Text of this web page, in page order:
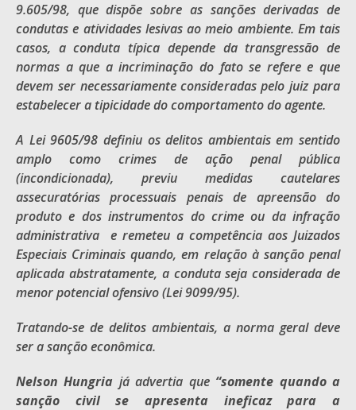
9.605/98, que dispõe sobre as sanções derivadas de
condutas e atividades lesivas ao meio ambiente. Em tais
casos, a conduta típica depende da transgressão de
normas a que a incriminação do fato se refere e que
devem ser necessariamente consideradas pelo juiz para
estabelecer a tipicidade do comportamento do agente.
A Lei 9605/98 definiu os delitos ambientais em sentido
amplo como crimes de ação penal pública
(incondicionada), previu medidas cautelares
assecuratórias processuais penais de apreensão do
produto e dos instrumentos do crime ou da infração
administrativa e remeteu a competência aos Juizados
Especiais Criminais quando, em relação à sanção penal
aplicada abstratamente, a conduta seja considerada de
menor potencial ofensivo (Lei 9099/95).
Tratando-se de delitos ambientais, a norma geral deve
ser a sanção econômica.
Nelson Hungria já advertia que “somente quando a
sanção civil se apresenta ineficaz para a